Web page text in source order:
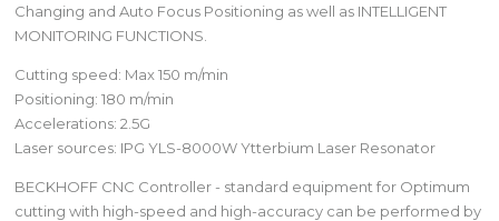
Changing and Auto Focus Positioning as well as INTELLIGENT
MONITORING FUNCTIONS.
Cutting speed: Max 150 m/min
Positioning: 180 m/min
Accelerations: 2.5G
Laser sources: IPG YLS-8000W Ytterbium Laser Resonator
BECKHOFF CNC Controller - standard equipment for Optimum
cutting with high-speed and high-accuracy can be performed by